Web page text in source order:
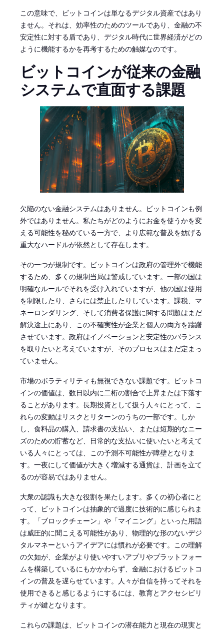
この意味で、ビットコインは単なるデジタル資産ではあり
ません。それは、効率性のためのツールであり、金融の不
安定性に対する盾であり、デジタル時代に世界経済がどの
ように機能するかを再考するための触媒なのです。
ビットコインが従来の金融
システムで直面する課題
欠陥のない金融システムはありません。ビットコインも例
外ではありません。私たちがどのようにお金を使うかを変
える可能性を秘めている一方で、より広範な普及を妨げる
重大なハードルが依然として存在します。
その一つが規制です。ビットコインは政府の管理外で機能
するため、多くの規制当局は警戒しています。一部の国は
明確なルールでそれを受け入れていますが、他の国は使用
を制限したり、さらには禁止したりしています。課税、マ
ネーロンダリング、そして消費者保護に関する問題はまだ
解決途上にあり、この不確実性が企業と個人の両方を躊躇
させています。政府はイノベーションと安定性のバランス
を取りたいと考えていますが、そのプロセスはまだ定まっ
ていません。
市場のボラティリティも無視できない課題です。ビットコ
インの価値は、数日以内に二桁の割合で上昇または下落す
ることがあります。長期投資として扱う人々にとって、こ
れらの変動はリスクとリターンのうちの一部です。しか
し、食料品の購入、請求書の支払い、または短期的なニー
ズのための貯蓄など、日常的な支払いに使いたいと考えて
いる人々にとっては、この予測不可能性が障壁となりま
す。一夜にして価値が大きく増減する通貨は、計画を立て
るのが容易ではありません。
大衆の認識も大きな役割を果たします。多くの初心者にと
って、ビットコインは抽象的で過度に技術的に感じられま
す。「ブロックチェーン」や「マイニング」といった用語
は威圧的に聞こえる可能性があり、物理的な形のないデジ
タルマネーというアイデアには慣れが必要です。この理解
の欠如が、企業がより使いやすいアプリやプラットフォー
ムを構築しているにもかかわらず、金融におけるビットコ
インの普及を遅らせています。人々が自信を持ってそれを
使用できると感じるようにするには、教育とアクセシビリ
ティが鍵となります。
これらの課題は、ビットコインの潜在能力と現在の現実と